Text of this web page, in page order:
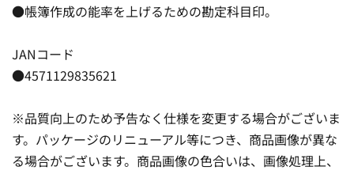
●帳簿作成の能率を上げるための勘定科目印。
JANコード
●4571129835621
※品質向上のため予告なく仕様を変更する場合がございま
す。パッケージのリニューアル等につき、商品画像が異な
る場合がございます。商品画像の色合いは、画像処理上、